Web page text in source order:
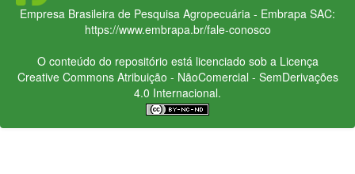
Empresa Brasileira de Pesquisa Agropecuária - Embrapa SAC:
https://www.embrapa.br/fale-conosco
O conteúdo do repositório está licenciado sob a Licença
Creative CommonsAtribuição - NãoComercial - SemDerivações
4.0 Internacional.